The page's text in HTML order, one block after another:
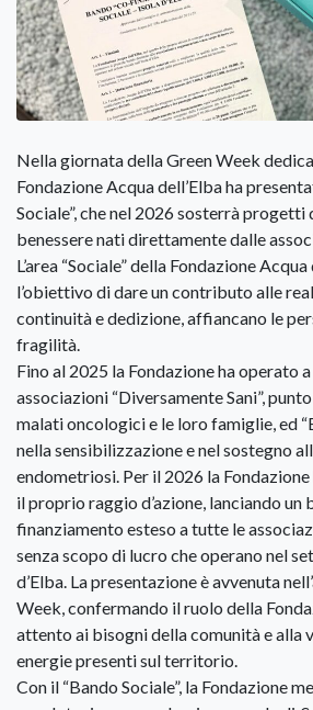
Nella giornata della Green Week
Fondazione Acqua dell’Elba ha
Sociale”, che nel 2026 sosterrà progetti
benessere nati direttamente dalle
L’area “Sociale” della Fondazione
l’obiettivo di dare un contributo alle
continuità e dedizione, affiancano le
fragilità.
Fino al 2025 la Fondazione ha operato
associazioni “Diversamente Sani”,
malati oncologici e le loro famiglie, ed
nella sensibilizzazione e nel sostegno
endometriosi. Per il 2026 la
il proprio raggio d’azione, lanciando un
finanziamento esteso a tutte le
senza scopo di lucro che operano nel
d’Elba. La presentazione è avvenuta
Week, confermando il ruolo della
attento ai bisogni della comunità e alla
energie presenti sul territorio.
Con il “Bando Sociale”, la Fondazione